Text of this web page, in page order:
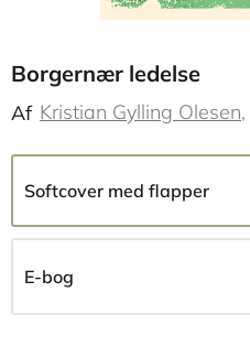
Borgernær ledelse
Af Kristian Gylling Olesen
Softcover med flapper
E-bog